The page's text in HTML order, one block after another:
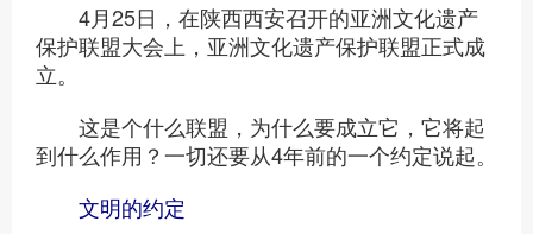
4月25日，在陕西西安召开的亚洲文化遗产
保护联盟大会上，亚洲文化遗产保护联盟正式成
立。
这是个什么联盟，为什么要成立它，它将起
到什么作用？一切还要从4年前的一个约定说起。
文明的约定